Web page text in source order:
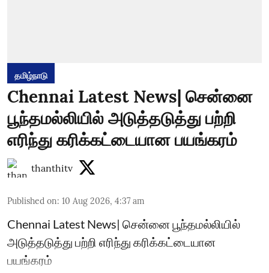
தமிழ்நாடு
Chennai Latest News| சென்னை
பூந்தமல்லியில் அடுத்தடுத்து பற்றி
எரிந்து கரிக்கட்டையான பயங்கரம்
thanthitv
Published on: 10 Aug 2026, 4:37 am
Chennai Latest News| சென்னை பூந்தமல்லியில்
அடுத்தடுத்து பற்றி எரிந்து கரிக்கட்டையான
பயங்கரம்